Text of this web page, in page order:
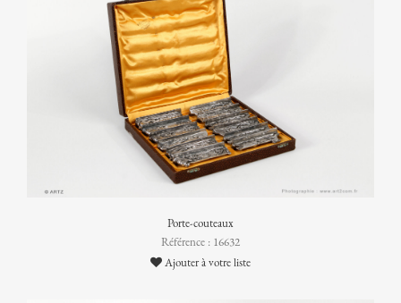
Porte-couteaux
Référence : 16632
Ajouter à votre liste